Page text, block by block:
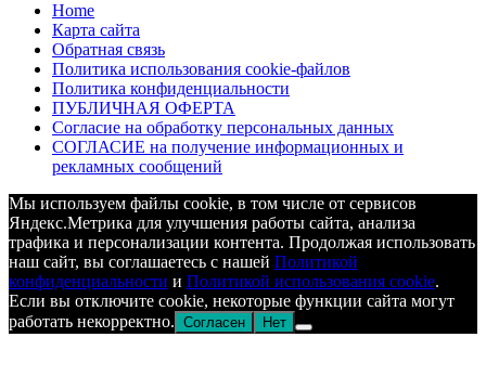
Home
Карта сайта
Обратная связь
Политика использования cookie-файлов
Политика конфиденциальности
ПУБЛИЧНАЯ ОФЕРТА
Согласие на обработку персональных данных
СОГЛАСИЕ на получение информационных и
рекламных сообщений
Мы используем файлы cookie, в том числе от сервисов
Яндекс.Метрика для улучшения работы сайта, анализа
трафика и персонализации контента. Продолжая использовать
наш сайт, вы соглашаетесь с нашей Политикой
конфиденциальности и Политикой использования cookie.
Если вы отключите cookie, некоторые функции сайта могут
работать некорректно. Согласен Нет